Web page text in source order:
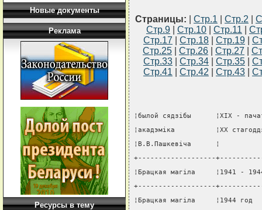
Новые документы
Реклама
Ресурсы в тему
Страницы: Стр.1 Стр.2
Стр.9
Стр.10 Стр.11
Стр.17
Стр.18 Стр.19
Стр.25
Стр.26 Стр.27
Стр.33
Стр.34 Стр.35
Стр.41
Стр.42 Стр.43
¦былой сядзiбы      ¦XIX
¦акадэмiка          ¦XX
¦В.В.Пашкевiча      ¦
+-------------------
¦Брацкая магiла     ¦1941 -
+-------------------
¦Брацкая магiла     ¦1944